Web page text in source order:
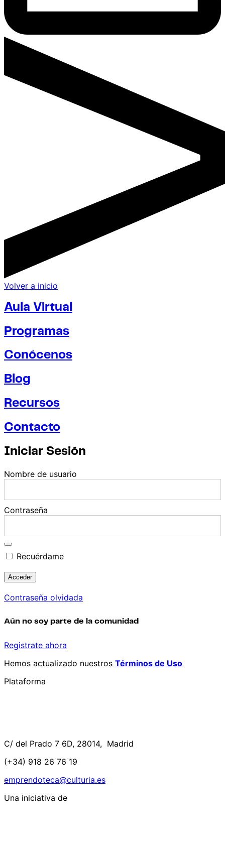
Volver a inicio
Aula Virtual
Programas
Conócenos
Blog
Recursos
Contacto
Iniciar Sesión
Nombre de usuario
Contraseña
Recuérdame
Contraseña olvidada
Aún no soy parte de la comunidad
Registrate ahora
Hemos actualizado nuestros Términos de Uso
Plataforma
C/ del Prado 7 6D, 28014, Madrid
(+34) 918 26 76 19
emprendoteca@culturia.es
Una iniciativa de